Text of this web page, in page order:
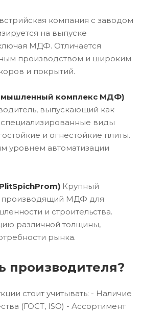
компания с заводом
на выпуске
МДФ. Отличается
производством и широким
и покрытий.
комплекс МДФ)
выпускающий как
специализированные виды
и огнестойкие плиты.
уровнем автоматизации
Крупный
производящий МДФ для
и строительства.
различной толщины,
рынка.
производителя?
стоит учитывать: - Наличие
(ГОСТ, ISO) - Ассортимент